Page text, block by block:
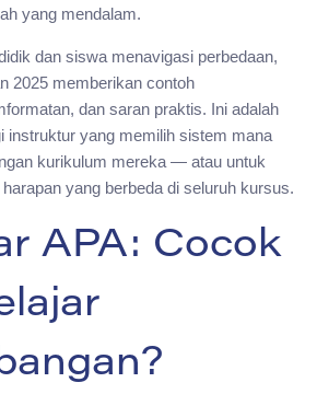
yang mendalam.
dan siswa menavigasi perbedaan,
2025 memberikan contoh
dan saran praktis. Ini adalah
instruktur yang memilih sistem mana
kurikulum mereka — atau untuk
yang berbeda di seluruh kursus.
APA: Cocok